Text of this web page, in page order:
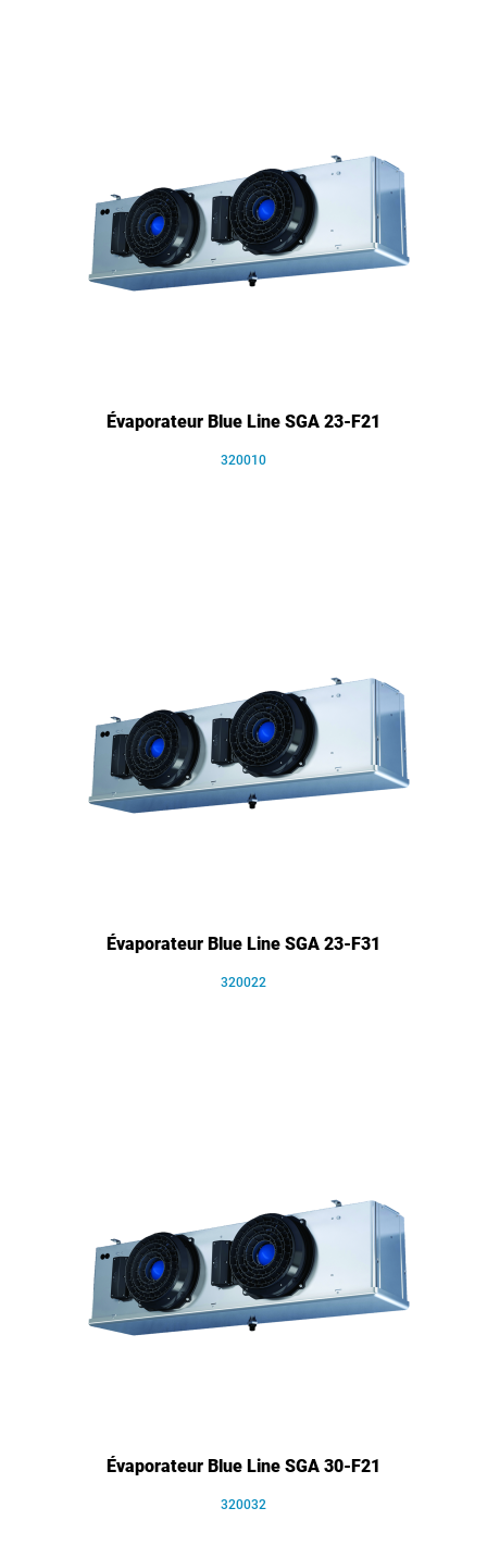
Évaporateur Blue Line SGA 23-F21
320010
Évaporateur Blue Line SGA 23-F31
320022
Évaporateur Blue Line SGA 30-F21
320032